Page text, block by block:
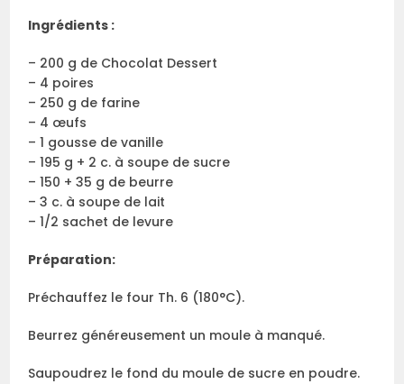
Ingrédients :
– 200 g de Chocolat Dessert
– 4 poires
– 250 g de farine
– 4 œufs
– 1 gousse de vanille
– 195 g + 2 c. à soupe de sucre
– 150 + 35 g de beurre
– 3 c. à soupe de lait
– 1/2 sachet de levure
Préparation:
Préchauffez le four Th. 6 (180°C).
Beurrez généreusement un moule à manqué.
Saupoudrez le fond du moule de sucre en poudre.